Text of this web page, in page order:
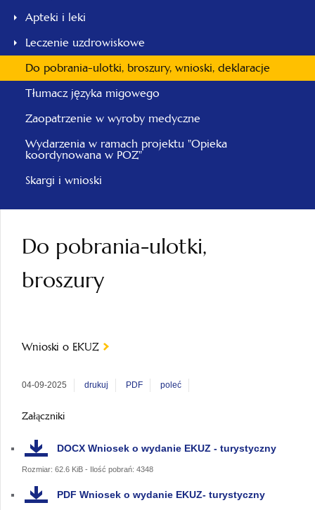
Apteki i leki
Leczenie uzdrowiskowe
Do pobrania-ulotki, broszury, wnioski, deklaracje
Tłumacz języka migowego
Zaopatrzenie w wyroby medyczne
Wydarzenia w ramach projektu "Opieka
koordynowana w POZ"
Skargi i wnioski
Do pobrania-ulotki,
broszury
Wnioski o EKUZ
04-09-2025 drukuj PDF poleć
Załączniki
DOCX Wniosek o wydanie EKUZ - turystyczny
Rozmiar: 62.6 KiB - Ilość pobrań: 4348
PDF Wniosek o wydanie EKUZ- turystyczny